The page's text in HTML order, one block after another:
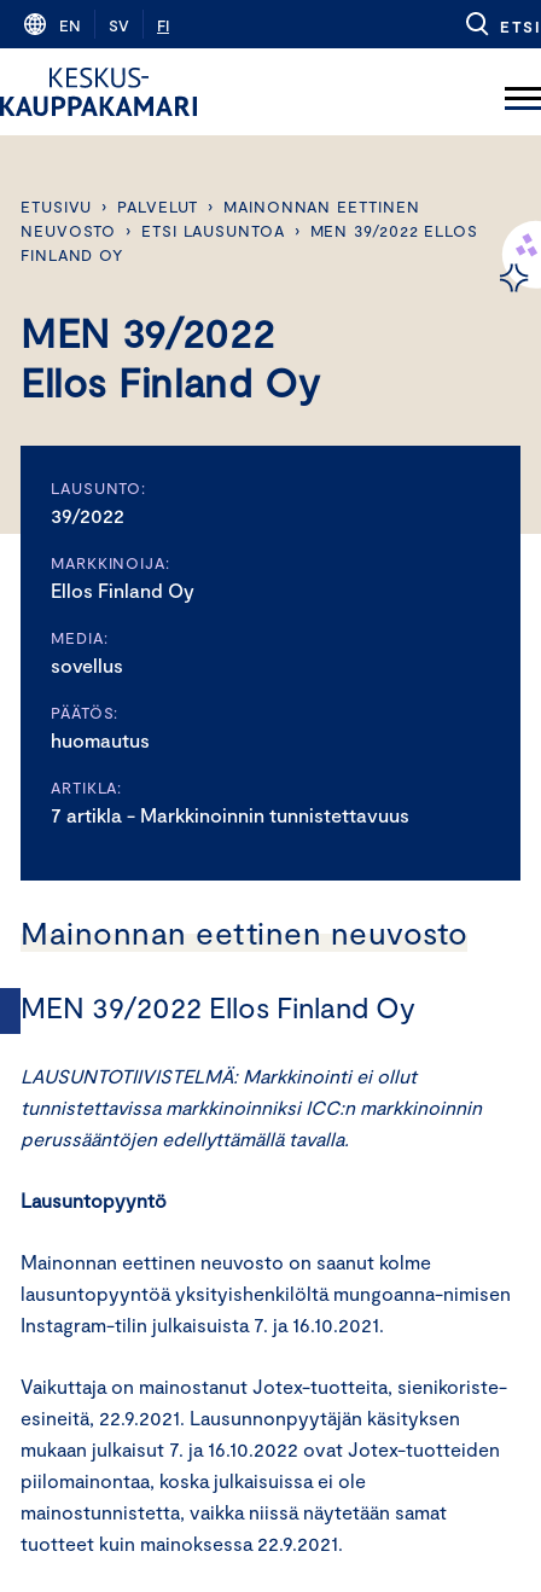
Skip
content
EN SV FI ETSI
ETUSIVU › PALVELUT ›
MAINONNAN EETTINEN
NEUVOSTO
› ETSI LAUSUNTOA ›
MEN 39/2022 ELLOS
FINLAND OY
MEN 39/2022
Ellos Finland Oy
LAUSUNTO:
39/2022
MARKKINOIJA:
Ellos Finland Oy
MEDIA:
sovellus
PÄÄTÖS:
huomautus
ARTIKLA:
7 artikla - Markkinoinnin tunnistettavuus
Mainonnan eettinen neuvosto
MEN 39/2022 Ellos Finland Oy
LAUSUNTOTIIVISTELMÄ: Markkinointi ei ollut
tunnistettavissa markkinoinniksi ICC:n markkinoinnin
perussääntöjen edellyttämällä tavalla.
Lausuntopyyntö
Mainonnan eettinen neuvosto on saanut kolme
lausuntopyyntöä yksityishenkilöltä mungoanna-nimisen
Instagram-tilin julkaisuista 7. ja 16.10.2021.
Vaikuttaja on mainostanut Jotex-tuotteita, sienikoriste-
esineitä, 22.9.2021. Lausunnonpyytäjän käsityksen
mukaan julkaisut 7. ja 16.10.2022 ovat Jotex-tuotteiden
piilomainontaa, koska julkaisuissa ei ole
mainostunnistetta, vaikka niissä näytetään samat
tuotteet kuin mainoksessa 22.9.2021.